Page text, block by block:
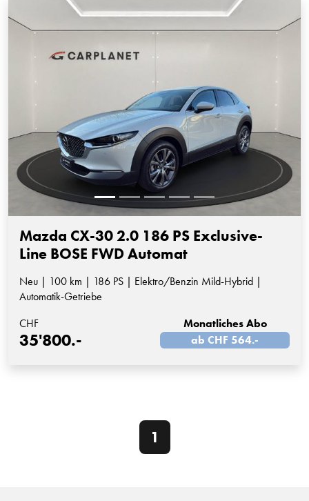
Mazda CX-30 2.0 186 PS Exclusive-
Line BOSE FWD Automat
Neu | 100 km | 186 PS | Elektro/Benzin Mild-Hybrid |
Automatik-Getriebe
CHF
35'800.-
Monatliches Abo
ab CHF 564.-
1